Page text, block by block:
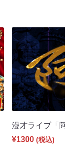
漫才ライブ「
¥1300 (税込)